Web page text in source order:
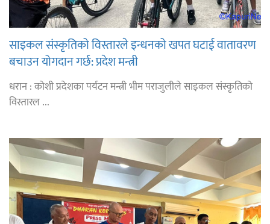
साइकल संस्कृतिको विस्तारले इन्धनको खपत घटाई वातावरण
बचाउन योगदान गर्छ: प्रदेश मन्त्री
धरान : कोशी प्रदेशका पर्यटन मन्त्री भीम पराजुलीले साइकल संस्कृतिको
विस्तारल ...